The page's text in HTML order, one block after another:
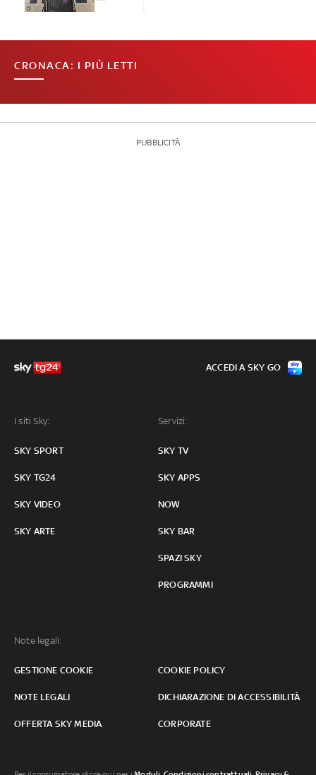
CRONACA: I PIÙ LETTI
PUBBLICITÀ
I siti Sky:
SKY SPORT
SKY TG24
SKY VIDEO
SKY ARTE
Servizi:
SKY TV
SKY APPS
NOW
SKY BAR
SPAZI SKY
PROGRAMMI
Note legali:
GESTIONE COOKIE COOKIE POLICY
NOTE LEGALI DICHIARAZIONE DI ACCESSIBILITÀ
OFFERTA SKY MEDIA CORPORATE
ACCEDI A SKY GO